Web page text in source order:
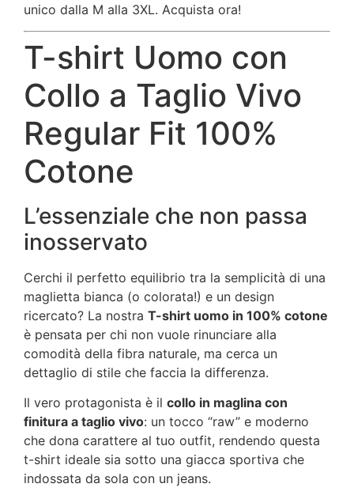
unico dalla M alla 3XL. Acquista ora!
T-shirt Uomo con
Collo a Taglio Vivo
Regular Fit 100%
Cotone
L’essenziale che non passa
inosservato
Cerchi il perfetto equilibrio tra la semplicità di una
maglietta bianca (o colorata!) e un design
ricercato? La nostra T-shirt uomo in 100% cotone
è pensata per chi non vuole rinunciare alla
comodità della fibra naturale, ma cerca un
dettaglio di stile che faccia la differenza.
Il vero protagonista è il collo in maglina con
finitura a taglio vivo: un tocco “raw” e moderno
che dona carattere al tuo outfit, rendendo questa
t-shirt ideale sia sotto una giacca sportiva che
indossata da sola con un jeans.